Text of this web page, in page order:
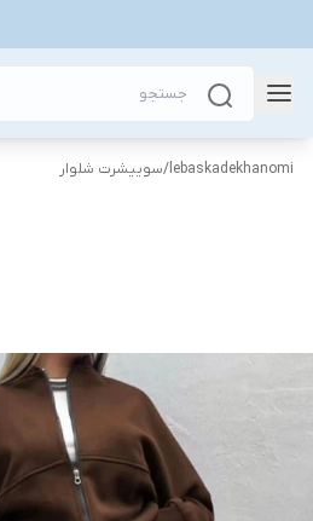
lebaskadekhanomi
/سوییشرت شلوار